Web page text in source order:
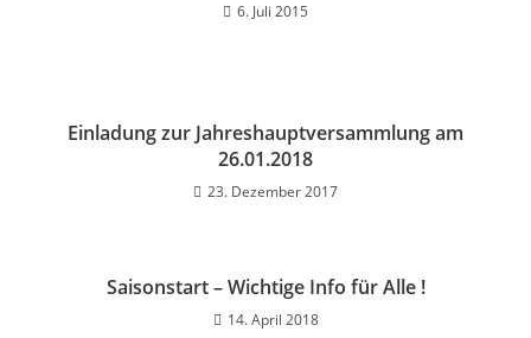
6. Juli 2015
Einladung zur Jahreshauptversammlung am
26.01.2018
23. Dezember 2017
Saisonstart – Wichtige Info für Alle !
14. April 2018